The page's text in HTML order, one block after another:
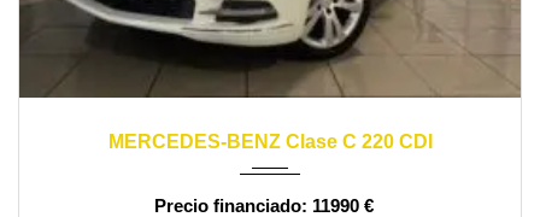
MERCEDES-BENZ Clase C 220 CDI
11990 €